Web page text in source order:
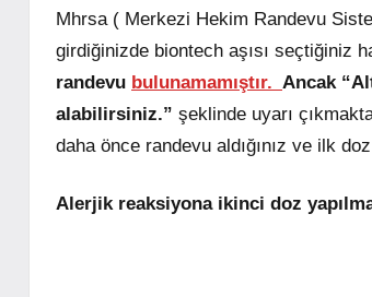
Mhrsa ( Merkezi Hekim Randevu
girdiğinizde biontech aşısı seçtiğiniz
randevu bulunamamıştır. Ancak
alabilirsiniz.” şeklinde uyarı
daha önce randevu aldığınız ve ilk
Alerjik reaksiyona ikinci doz